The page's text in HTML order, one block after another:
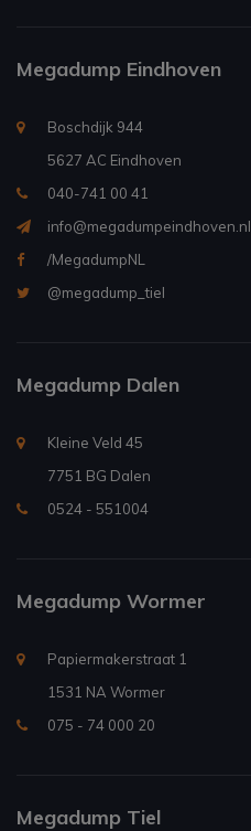
Megadump Eindhoven
Boschdijk 944
5627 AC Eindhoven
040-741 00 41
info@megadumpeindhoven.nl
/MegadumpNL
@megadump_tiel
Megadump Dalen
Kleine Veld 45
7751 BG Dalen
0524 - 551004
Megadump Wormer
Papiermakerstraat 1
1531 NA Wormer
075 - 74 000 20
Megadump Tiel